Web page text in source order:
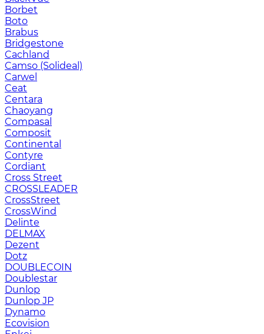
Borbet
Boto
Brabus
Bridgestone
Cachland
Camso (Solideal)
Carwel
Ceat
Centara
Chaoyang
Compasal
Composit
Continental
Contyre
Cordiant
Cross Street
CROSSLEADER
CrossStreet
CrossWind
Delinte
DELMAX
Dezent
Dotz
DOUBLECOIN
Doublestar
Dunlop
Dunlop JP
Dynamo
Ecovision